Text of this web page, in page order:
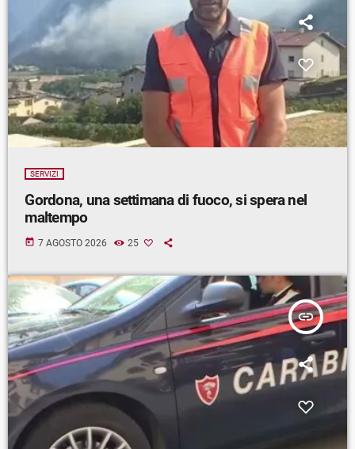
SERVIZI
Gordona, una settimana di fuoco, si spera nel
maltempo
today 7 AGOSTO 2026 25
insert_link